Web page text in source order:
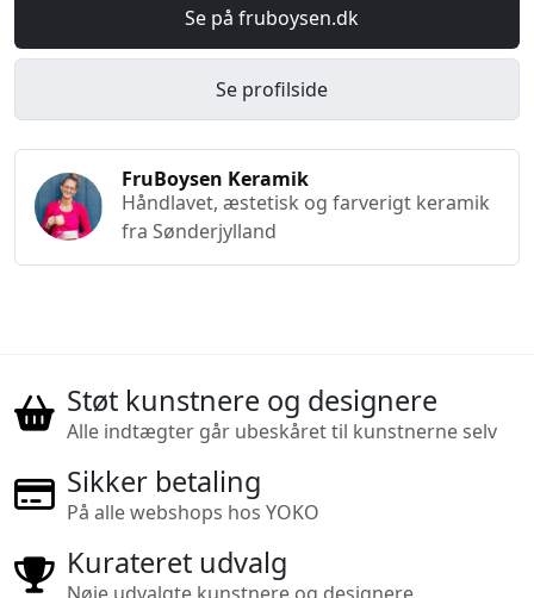
Se på fruboysen.dk
Se profilside
FruBoysen Keramik
Håndlavet, æstetisk og farverigt keramik
fra Sønderjylland
Støt kunstnere og designere
Alle indtægter går ubeskåret til kunstnerne selv
Sikker betaling
På alle webshops hos YOKO
Kurateret udvalg